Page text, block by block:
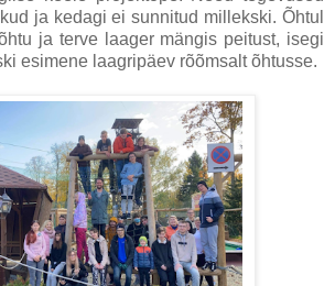
ja kedagi ei sunnitud millekski. Õhtul
ja terve laager mängis peitust, isegi
esimene laagripäev rõõmsalt õhtusse.